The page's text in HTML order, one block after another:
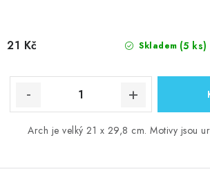
Skladem (5 ks)
21 Kč
Arch je velký 21 x 29,8 cm. Motivy jsou